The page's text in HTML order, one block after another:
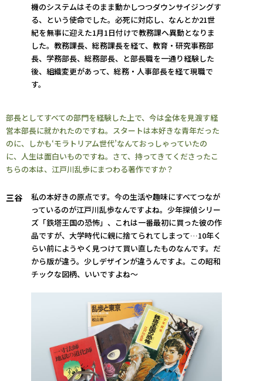
機のシステムはそのまま動かしつつダウンサイジングす
る、という使命でした。必死に対応し、なんとか21世
紀を無事に迎えた1月1日付けで教務課へ異動となりま
した。教務課長、総務課長を経て、教育・研究事務部
長、学務部長、総務部長、と部長職を一通り経験した
後、組織変更があって、総務・人事部長を経て現職で
す。
部長としてすべての部門を経験した上で、今は全体を見渡す経
営本部長に就かれたのですね。スタートは本好きな青年だった
のに、しかも‘モラトリアム世代’なんておっしゃっていたの
に、人生は面白いものですね。さて、持ってきてくださったこ
ちらの本は、江戸川乱歩にまつわる著作ですか？
三谷
私の本好きの原点です。今の生活や趣味にすべてつなが
っているのが江戸川乱歩なんですよね。少年探偵シリー
ズ「鉄塔王国の恐怖」、これは一番最初に買った彼の作
品ですが、大学時代に親に捨てられてしまって…10年く
らい前にようやく見つけて買い直したものなんです。だ
から版が違う。少しデザインが違うんですよ。この昭和
チックな図柄、いいですよね～